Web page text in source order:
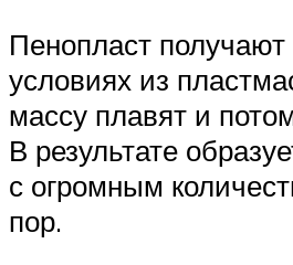
Пенопласт получают
условиях из
массу плавят и
В результате
с огромным
пор.